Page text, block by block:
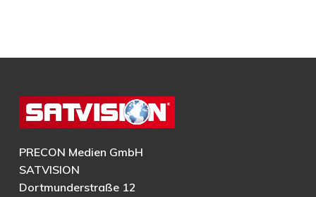
PRECON Medien GmbH
SATVISION
Dortmunderstraße 12